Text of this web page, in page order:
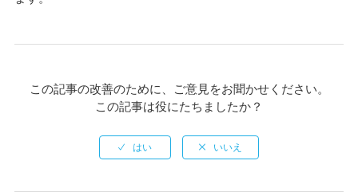
この記事の改善のために、ご意見をお聞かせください。
この記事は役にたちましたか？